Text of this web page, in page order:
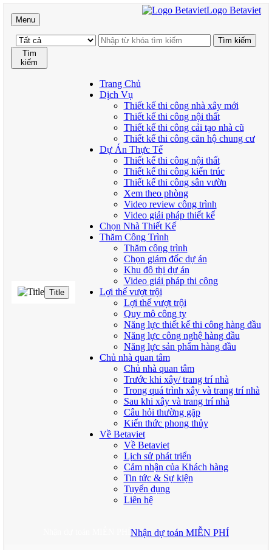
Menu
Logo Betaviet
Tìm
kiếm
Title
Trang Chủ
Dịch Vụ
Thiết kế thi công nhà xây mới
Thiết kế thi công nội thất
Thiết kế thi công cải tạo nhà cũ
Thiết kế thi công căn hộ chung cư
Dự Án Thực Tế
Thiết kế thi công nội thất
Thiết kế thi công kiến trúc
Thiết kế thi công sân vườn
Xem theo phòng
Video review công trình
Video giải pháp thiết kế
Chọn Nhà Thiết Kế
Thăm Công Trình
Thăm công trình
Chọn giám đốc dự án
Khu đô thị dự án
Video giải pháp thi công
Lợi thế vượt trội
Lợi thế vượt trội
Quy mô công ty
Năng lực thiết kế thi công hàng đầu
Năng lực công nghệ hàng đầu
Năng lực sản phẩm hàng đầu
Chủ nhà quan tâm
Chủ nhà quan tâm
Trước khi xây/ trang trí nhà
Trong quá trình xây và trang trí nhà
Sau khi xây và trang trí nhà
Câu hỏi thường gặp
Kiến thức phong thủy
Về Betaviet
Về Betaviet
Lịch sử phát triển
Cảm nhận của Khách hàng
Tin tức & Sự kiện
Tuyển dụng
Liên hệ
Nhận dự toán MIỄN PHÍ